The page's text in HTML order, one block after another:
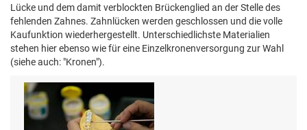
Lücke und dem damit verblockten Brückenglied an der Stelle des
fehlenden Zahnes. Zahnlücken werden geschlossen und die volle
Kaufunktion wiederhergestellt. Unterschiedlichste Materialien
stehen hier ebenso wie für eine Einzelkronenversorgung zur Wahl
(siehe auch: "Kronen").